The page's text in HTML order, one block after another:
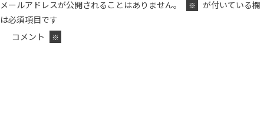
メールアドレスが公開されることはありません。 ※
が付いている欄
は必須項目です
コメント
※